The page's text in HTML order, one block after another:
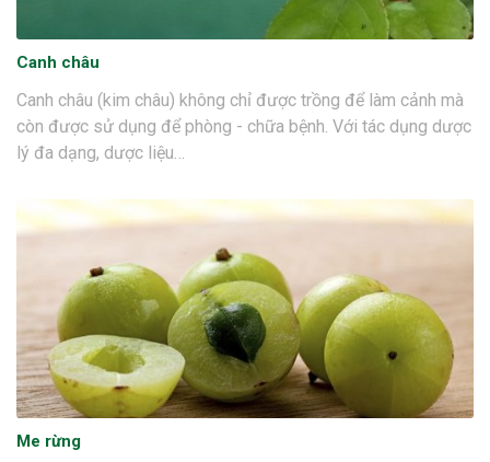
Canh châu
Canh châu (kim châu) không chỉ được trồng để làm cảnh mà
còn được sử dụng để phòng - chữa bệnh. Với tác dụng dược
lý đa dạng, dược liệu…
Me rừng